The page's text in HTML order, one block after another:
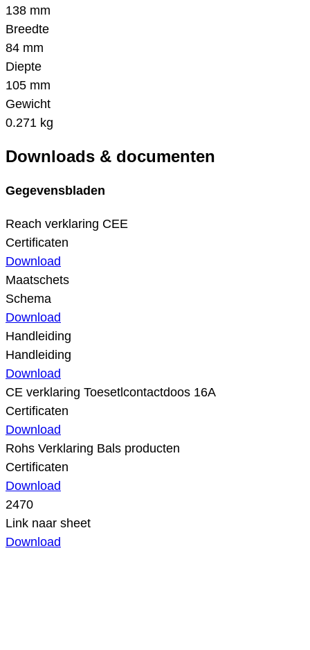
138 mm
Breedte
84 mm
Diepte
105 mm
Gewicht
0.271 kg
Downloads & documenten
Gegevensbladen
Reach verklaring CEE
Certificaten
Download
Maatschets
Schema
Download
Handleiding
Handleiding
Download
CE verklaring Toesetlcontactdoos 16A
Certificaten
Download
Rohs Verklaring Bals producten
Certificaten
Download
2470
Link naar sheet
Download